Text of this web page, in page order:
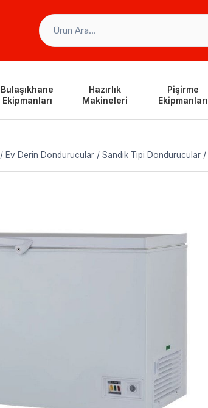
Bulaşıkhane
Ekipmanları
Hazırlık
Makineleri
Pişirme
Ekipmanları
/ Ev Derin Dondurucular / Sandık Tipi Dondurucular /